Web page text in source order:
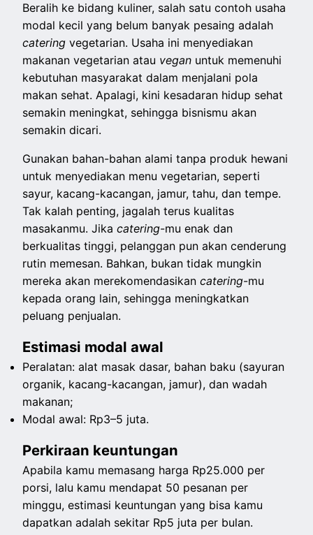
Beralih ke bidang kuliner, salah satu contoh usaha
modal kecil yang belum banyak pesaing adalah
cateringvegetarian. Usaha ini menyediakan
makanan vegetarian atau vegan untuk memenuhi
kebutuhan masyarakat dalam menjalani pola
makan sehat. Apalagi, kini kesadaran hidup sehat
semakin meningkat, sehingga bisnismu akan
semakin dicari.
Gunakan bahan-bahan alami tanpa produk hewani
untuk menyediakan menu vegetarian, seperti
sayur, kacang-kacangan, jamur, tahu, dan tempe.
Tak kalah penting, jagalah terus kualitas
masakanmu. Jikacatering-mu enak dan
berkualitas tinggi, pelanggan pun akan cenderung
rutin memesan. Bahkan, bukan tidak mungkin
mereka akan merekomendasikancatering-mu
kepada orang lain, sehingga meningkatkan
peluang penjualan.
Estimasi modal awal
Peralatan: alat masak dasar, bahan baku (sayuran
organik, kacang-kacangan, jamur), dan wadah
makanan;
Modal awal: Rp3–5 juta.
Perkiraan keuntungan
Apabila kamu memasang harga Rp25.000 per
porsi, lalu kamu mendapat 50 pesanan per
minggu, estimasi keuntungan yang bisa kamu
dapatkan adalah sekitar Rp5 juta per bulan.